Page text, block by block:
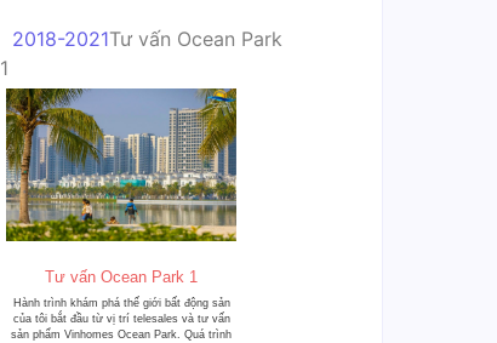
2018-2021Tư vấn Ocean Park
1
Tư vấn Ocean Park 1
Hành trình khám phá thế giới bất động sản
của tôi bắt đầu từ vị trí telesales và tư vấn
sản phẩm Vinhomes Ocean Park. Quá trình